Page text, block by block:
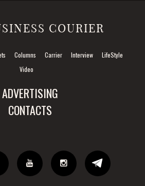
COURIER
Columns Carrier Interview
LifeStyle
Video
CONTACTS
ADVERTISING